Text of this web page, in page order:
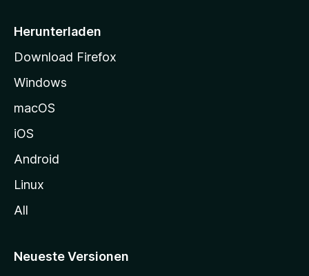
i
e
g
e
n
Herunterladen
Download Firefox
Windows
macOS
iOS
Android
Linux
All
Neueste Versionen